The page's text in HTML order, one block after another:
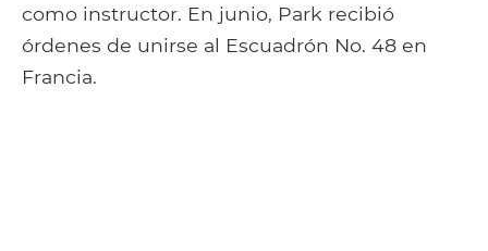
como instructor. En junio, Park recibió
órdenes de unirse al Escuadrón No. 48 en
Francia.